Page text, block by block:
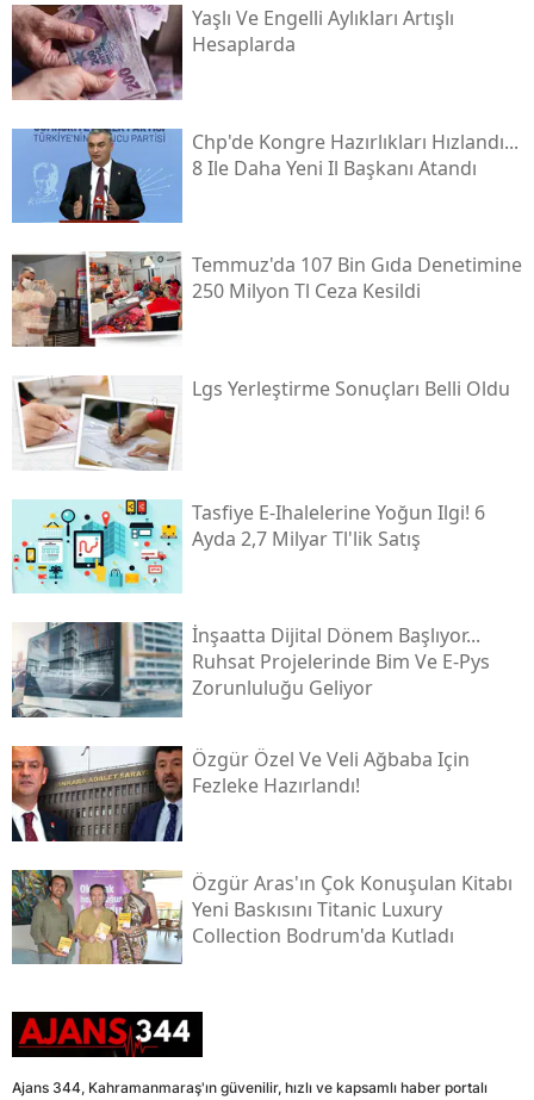
Yaşlı Ve Engelli Aylıkları Artışlı
Hesaplarda
Chp'de Kongre Hazırlıkları Hızlandı...
8 Ile Daha Yeni Il Başkanı Atandı
Temmuz'da 107 Bin Gıda Denetimine
250 Milyon Tl Ceza Kesildi
Lgs Yerleştirme Sonuçları Belli Oldu
Tasfiye E-Ihalelerine Yoğun Ilgi! 6
Ayda 2,7 Milyar Tl'lik Satış
İnşaatta Dijital Dönem Başlıyor...
Ruhsat Projelerinde Bim Ve E-Pys
Zorunluluğu Geliyor
Özgür Özel Ve Veli Ağbaba Için
Fezleke Hazırlandı!
Özgür Aras'ın Çok Konuşulan Kitabı
Yeni Baskısını Titanic Luxury
Collection Bodrum'da Kutladı
Ajans 344, Kahramanmaraş'ın güvenilir, hızlı ve kapsamlı haber portalı